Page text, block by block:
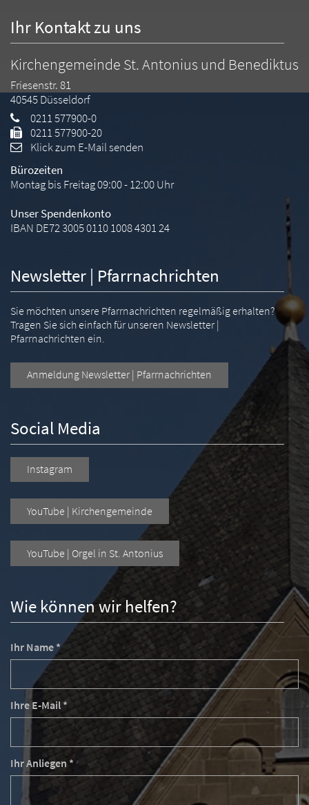
Wie können wir helfen?
Ihr Name *
Ihre E-Mail *
Ihr Anliegen *
Ihr Kontakt zu uns
Kirchengemeinde St. Antonius und Benediktus
Friesenstr. 81
40545Düsseldorf
0211 577900-0
0211 577900-20
Klick zum E-Mail senden
Bürozeiten
Montag bis Freitag 09:00 - 12:00 Uhr
Unser Spendenkonto
IBAN DE72 3005 0110 1008 4301 24
Newsletter | Pfarrnachrichten
Sie möchten unsere Pfarrnachrichten regelmäßig erhalten?
Tragen Sie sich einfach für unseren Newsletter |
Pfarrnachrichten ein.
Anmeldung Newsletter | Pfarrnachrichten
Social Media
Instagram
YouTube | Kirchengemeinde
YouTube | Orgel in St. Antonius